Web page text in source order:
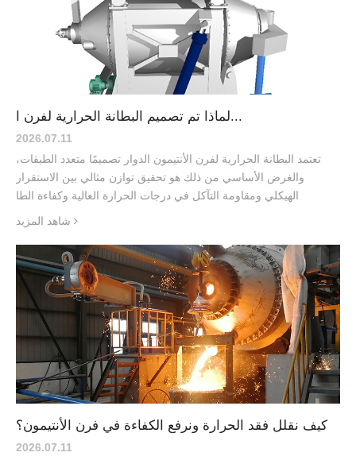
لماذا تم تصميم البطانة الحرارية لفرن ا...
2026.07.11
تعتمد البطانة الحرارية لفرن الأنتيمون الدوار تصميمًا متعدد الطبقات،
والغرض الأساسي من ذلك هو تحقيق توازن مثالي بين الاستقرار
الهيكلي ومقاومة التآكل في درجات الحرارة العالية وكفاءة الطا
كيف نقلل فقد الحرارة ونرفع الكفاءة في فرن الأنتيمون؟
2026.07.11